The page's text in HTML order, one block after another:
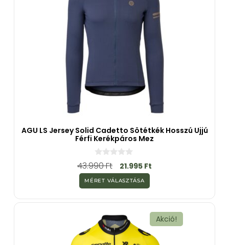
AGU LS Jersey Solid Cadetto Sötétkék Hosszú Ujjú
Férfi Kerékpáros Mez
0
a
5
-
b
ő
43.990Ft 21.995 Ft
MÉRET VÁLASZTÁSA
Akció!